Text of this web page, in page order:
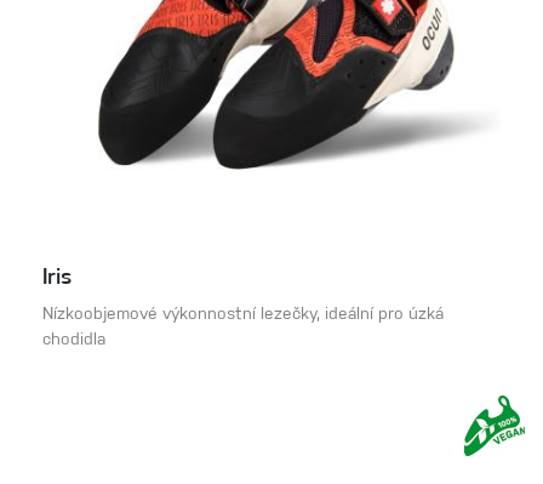
Iris
Nízkoobjemové výkonnostní lezečky, ideální pro úzká
chodidla